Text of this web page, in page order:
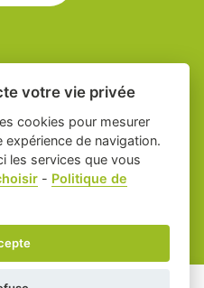
web et appli
-
Gestion des cookies
votre vie privée
cookies pour mesurer
expérience de navigation.
les services que vous
- Politique de